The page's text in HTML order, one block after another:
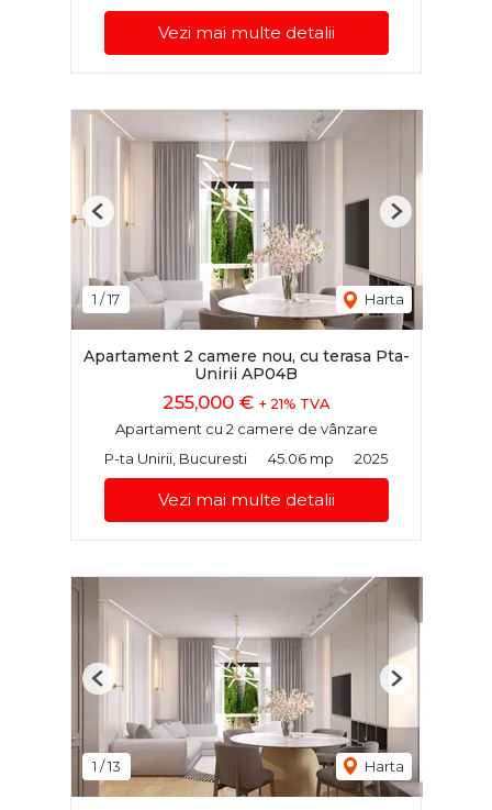
Vezi mai multe detalii
1 /17 Harta
Previous Next
Apartament 2 camere nou, cu terasa Pta-
Unirii AP04B
255,000 € + 21% TVA
Apartament cu 2 camere de vânzare
P-ta Unirii, Bucuresti
45.06 mp 2025
Vezi mai multe detalii
1 /13 Harta
Previous Next